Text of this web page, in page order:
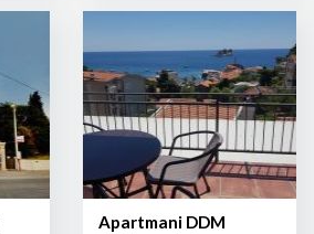
Apartmani DDM